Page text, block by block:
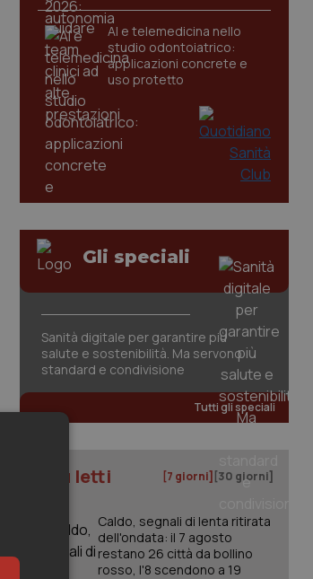
AI e telemedicina nello
studio odontoiatrico:
applicazioni concrete e
uso protetto
Gli speciali
Sanità digitale per garantire più
salute e sostenibilità. Ma servono
standard e condivisione
Tutti gli speciali
I più letti [7 giorni] [30 giorni]
Caldo, segnali di lenta ritirata
dell'ondata: il 7 agosto
restano 26 città da bollino
rosso, l'8 scendono a 19